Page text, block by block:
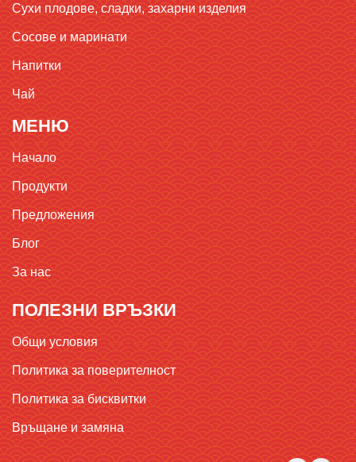
Сухи плодове, сладки, захарни изделия
Сосове и маринати
Напитки
Чай
МЕНЮ
Начало
Продукти
Предложения
Блог
За нас
ПОЛЕЗНИ ВРЪЗКИ
Общи условия
Политика за поверителност
Политика за бисквитки
Връщане и замяна